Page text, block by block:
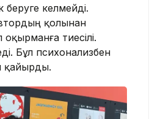
беруге келмейді.
қолынан
тиесілі.
Бұл психонализбен
қайырды.